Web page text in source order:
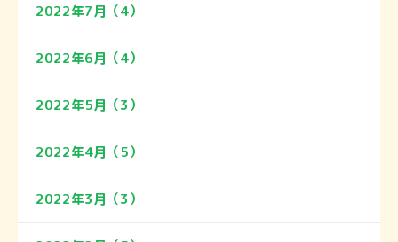
2022年7月（4）
2022年6月（4）
2022年5月（3）
2022年4月（5）
2022年3月（3）